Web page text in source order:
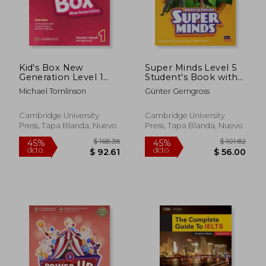
$ 66.50 dcto.
Kid's Box New
Generation Level 1
Teacher's Book with
Digital Pack British
Michael Tomlinson
Cambridge University
Press, Tapa Blanda, Nuevo
Super Minds Level 5
Student's Book with
eBook American
English (en Inglés)
Günter Gerngross
Cambridge University
Press, Tapa Blanda, Nuevo